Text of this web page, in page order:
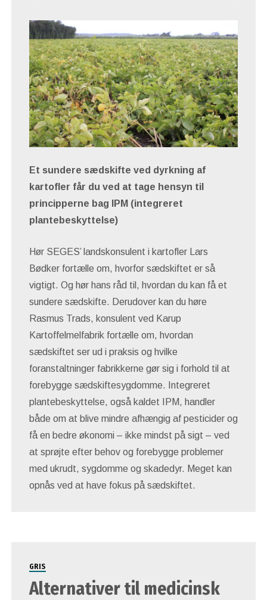
Et sundere sædskifte ved dyrkning af
kartofler får du ved at tage hensyn til
principperne bag IPM (integreret
plantebeskyttelse)
Hør SEGES’ landskonsulent i kartofler Lars
Bødker fortælle om, hvorfor sædskiftet er så
vigtigt. Og hør hans råd til, hvordan du kan få et
sundere sædskifte. Derudover kan du høre
Rasmus Trads, konsulent ved Karup
Kartoffelmelfabrik fortælle om, hvordan
sædskiftet ser ud i praksis og hvilke
foranstaltninger fabrikkerne gør sig i forhold til at
forebygge sædskiftesygdomme. Integreret
plantebeskyttelse, også kaldet IPM, handler
både om at blive mindre afhængig af pesticider og
få en bedre økonomi – ikke mindst på sigt – ved
at sprøjte efter behov og forebygge problemer
med ukrudt, sygdomme og skadedyr. Meget kan
opnås ved at have fokus på sædskiftet.
GRIS
Alternativer til medicinsk